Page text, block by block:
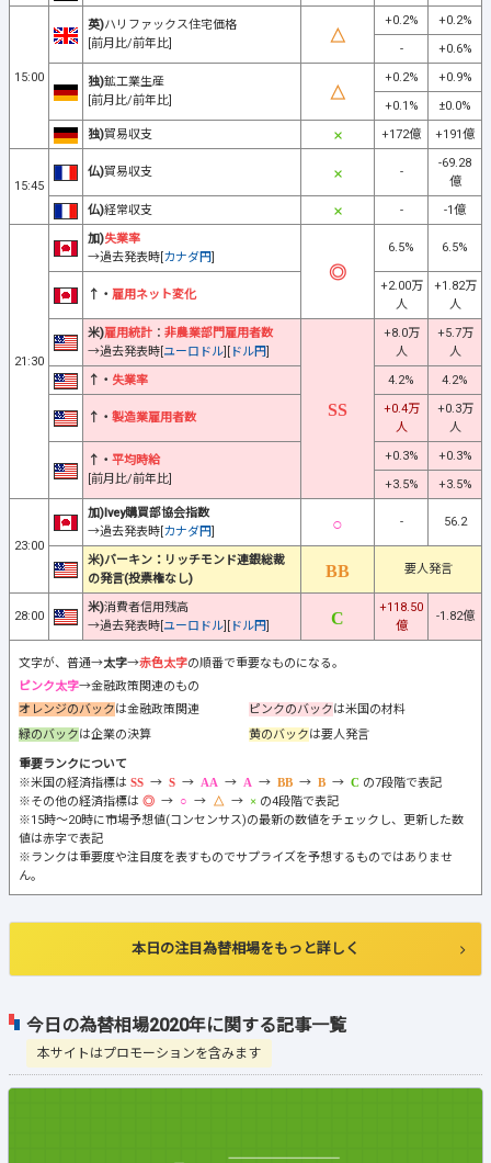
今日の為替相場2020年に関する記事一覧
本サイトはプロモーションを含みます
15:00
英)ハリファックス住宅価格
[前月比/前年比]
+0.2%
+0.2%
-
+0.6%
独)鉱工業生産
[前月比/前年比]
+0.2%
+0.9%
+0.1%
±0.0%
独)貿易収支 +172億 +191億
15:45
仏)貿易収支 -
-69.28
億
仏)経常収支 - -1億
21:30
加)失業率
→過去発表時[カナダ円]
6.5% 6.5%
↑・ 雇用ネット変化
+2.00万
人
+1.82万
人
米)雇用統計 ： 非農業部門雇用者数
→過去発表時[ユーロドル][ ドル円]
+8.0万
人
+5.7万
人
↑・ 失業率 4.2% 4.2%
↑・ 製造業雇用者数
+0.4万
人
+0.3万
人
↑・ 平均時給
[前月比/前年比]
+0.3%
+0.3%
+3.5%
+3.5%
23:00
加)Ivey購買部協会指数
→過去発表時[カナダ円]
- 56.2
米)バーキン：リッチモンド連銀総裁
の発言(投票権なし)
要人発言
28:00
米)消費者信用残高
→過去発表時[ユーロドル][ ドル円]
+118.50
億
-1.82億
文字が、普通→太字→赤色太字の順番で重要なものになる。
ピンク太字→金融政策関連のもの
オレンジのバックは金融政策関連 ピンクのバックは米国の材料
緑のバックは企業の決算 黄のバックは要人発言
重要ランクについて
※米国の経済指標は
→ → → → → →
の7段階で表記
※その他の経済指標は
→ → →
の4段階で表記
※15時～20時に市場予想値(コンセンサス)の最新の数値をチェックし、更新した数
値は赤字で表記
※ランクは重要度や注目度を表すものでサプライズを予想するものではありませ
ん。
本日の注目為替相場をもっと詳しく